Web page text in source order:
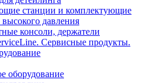
станции и комплектующие
давления
консоли, держатели
Сервисные продукты.
оборудование